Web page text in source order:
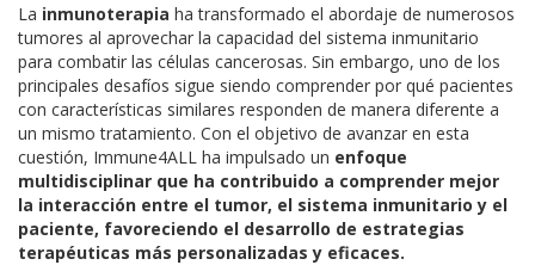
La inmunoterapia ha transformado el abordaje de numerosos
tumores al aprovechar la capacidad del sistema inmunitario
para combatir las células cancerosas. Sin embargo, uno de los
principales desafíos sigue siendo comprender por qué pacientes
con características similares responden de manera diferente a
un mismo tratamiento. Con el objetivo de avanzar en esta
cuestión, Immune4ALL ha impulsado un enfoque
multidisciplinar que ha contribuido a comprender mejor
la interacción entre el tumor, el sistema inmunitario y el
paciente, favoreciendo el desarrollo de estrategias
terapéuticas más personalizadas y eficaces.